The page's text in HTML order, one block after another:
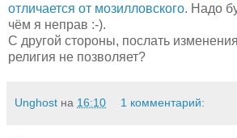
отличается от мозилловского. Надо
чём я неправ :-).
С другой стороны, послать
религия не позволяет?
Unghost на 16:10 1 комментарий: